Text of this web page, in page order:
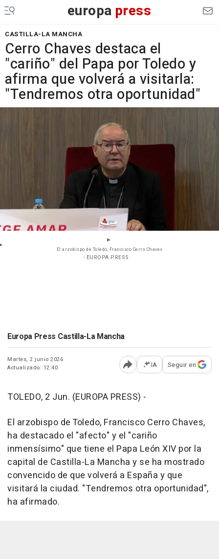
europa press
CASTILLA-LA MANCHA
Cerro Chaves destaca el
"cariño" del Papa por Toledo y
afirma que volverá a visitarla:
"Tendremos otra oportunidad"
El arzobispo de Toledo, Francisco Cerro Chaves
- EUROPA PRESS
Europa Press Castilla-La Mancha
Martes, 2 junio 2026
Actualizado: 12:40
Abrir opciones para
IA Seguir en
TOLEDO, 2 Jun. (EUROPA PRESS) -
El arzobispo de Toledo, Francisco Cerro Chaves,
ha destacado el "afecto" y el "cariño
inmensísimo" que tiene el Papa León XIV por la
capital de Castilla-La Mancha y se ha mostrado
convencido de que volverá a España y que
visitará la ciudad. "Tendremos otra oportunidad",
ha afirmado.